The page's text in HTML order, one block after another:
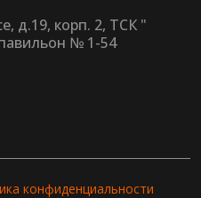
д.19, корп. 2, ТСК "
№ 1-54
конфиденциальности